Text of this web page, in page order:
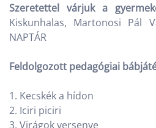
Szeretettel várjuk a
Kiskunhalas, Martonosi Pál
NAPTÁR
Feldolgozott pedagógiai
1. Kecskék a hídon
2. Iciri piciri
3. Virágok versenye